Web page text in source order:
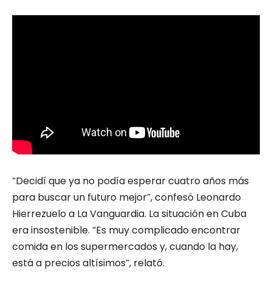
“Decidí que ya no podía esperar cuatro años más
para buscar un futuro mejor”, confesó Leonardo
Hierrezuelo a La Vanguardia. La situación en Cuba
era insostenible. “Es muy complicado encontrar
comida en los supermercados y, cuando la hay,
está a precios altísimos”, relató.